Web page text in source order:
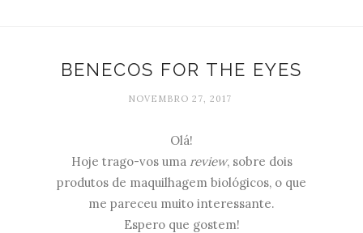
BENECOS FOR THE EYES
NOVEMBRO 27, 2017
Olá!
Hoje trago-vos uma review, sobre dois
produtos de maquilhagem biológicos, o que
me pareceu muito interessante.
Espero que gostem!